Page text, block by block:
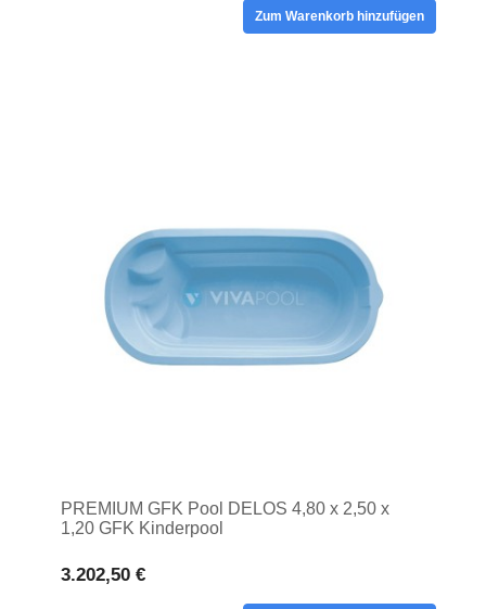
Zum Warenkorb hinzufügen
PREMIUM GFK Pool DELOS 4,80 x 2,50 x
1,20 GFK Kinderpool
3.202,50 €